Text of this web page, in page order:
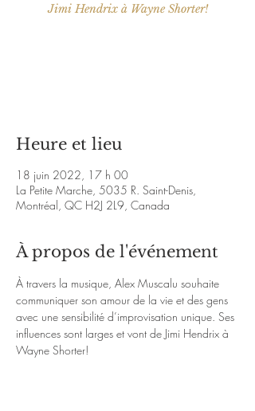
Jimi Hendrix à Wayne Shorter!
Heure et lieu
18 juin 2022, 17 h 00
La Petite Marche, 5035 R. Saint-Denis,
Montréal, QC H2J 2L9, Canada
À propos de l'événement
À travers la musique, Alex Muscalu souhaite
communiquer son amour de la vie et des gens
avec une sensibilité d’improvisation unique. Ses
influences sont larges et vont de Jimi Hendrix à
Wayne Shorter!